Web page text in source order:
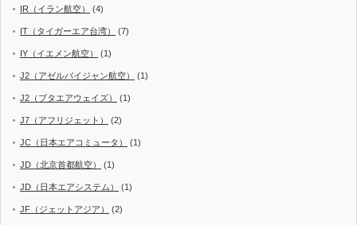
IR（イラン航空） (4)
IT（タイガーエア台湾） (7)
IY（イエメン航空） (1)
J2（アゼルバイジャン航空） (1)
J2（ブタエアウェイズ） (1)
J7（アフリジェット） (2)
JC（日本エアコミュータ） (1)
JD（北京首都航空） (1)
JD（日本エアシステム） (1)
JF（ジェットアジア） (2)